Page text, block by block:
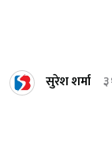
सुरेश शर्मा